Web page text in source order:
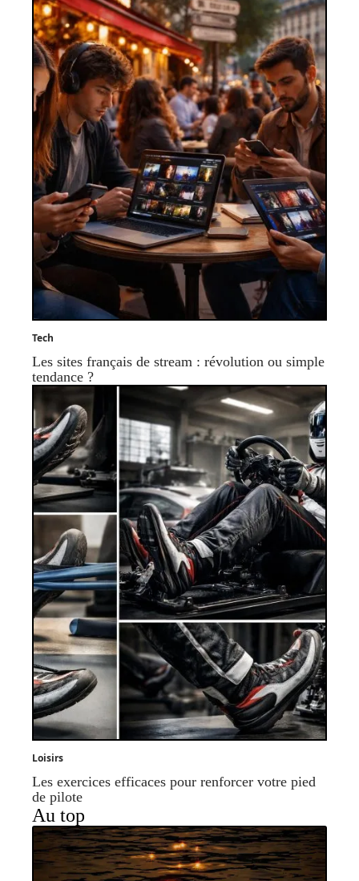
Tech
Les sites français de stream : révolution ou simple
tendance ?
Loisirs
Les exercices efficaces pour renforcer votre pied
de pilote
Au top